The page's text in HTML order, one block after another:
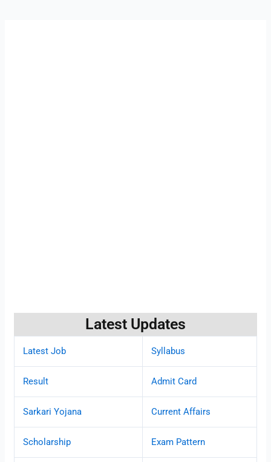
Latest Updates
Latest Job Syllabus
Result Admit Card
Sarkari Yojana Current Affairs
Scholarship Exam Pattern